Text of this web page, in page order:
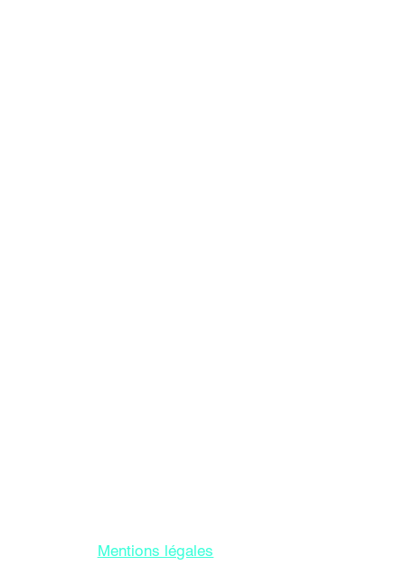
Mentions légales